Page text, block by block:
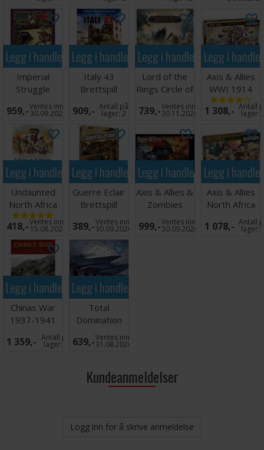
Legg i handlekurven
Imperial
Struggle
Brettspill
959,-Ventes inn
30.09.2026
Legg i handlekurven
Italy 43
Brettspill
909,- Antall på
lager:2
Legg i handlekurven
Lord of the
Rings Circle of
Conflict
739,-Ventes inn
30.11.2026
Legg i
Axis & Allies
WWI 1914
Brettspill
1 308,- Antall
lager:
Legg i handlekurven
Undaunted
North Africa
Brettspill
418,-Ventes inn
15.08.2026
Legg i handlekurven
Guerre Eclair
Brettspill
389,-Ventes inn
30.09.2026
Legg i handlekurven
Axis & Allies &
Zombies
Brettspill
999,-Ventes inn
30.09.2026
Legg i
Axis & Allies
North Africa
Brettspill
1 078,- Antall
lager:
Legg i handlekurven
Chinas War
1937-1941
Brettspill
1 359,- Antall på
lager:
Legg i handlekurven
Total
Domination
Brettspill
639,-Ventes inn
31.08.2026
Kundeanmeldelser
Logg inn for å skrive anmeldelse